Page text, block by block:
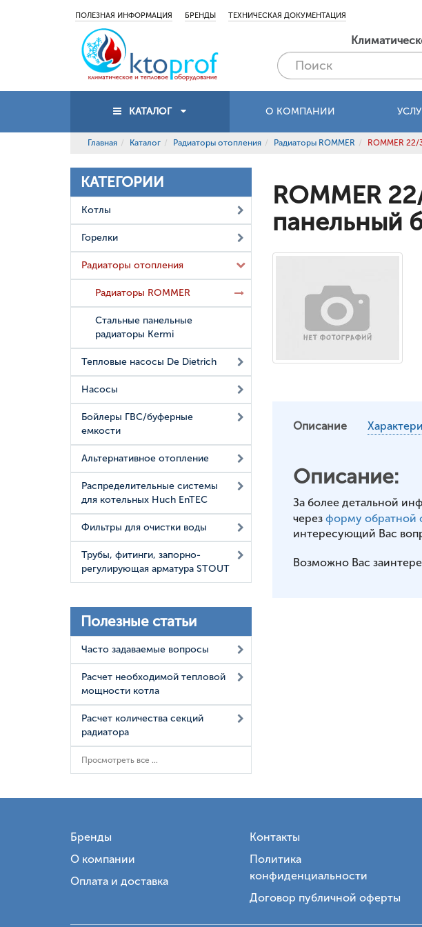
ПОЛЕЗНАЯ ИНФОРМАЦИЯ БРЕНДЫ ТЕХНИЧЕСКАЯ ДОКУМЕНТАЦИЯ
КАТАЛОГ О КОМПАНИИ
Главная Каталог Радиаторы отопления Радиаторы ROMMER ROMMER
КАТЕГОРИИ
Котлы
Горелки
Радиаторы отопления
Радиаторы ROMMER
Стальные панельные
радиаторы Kermi
Тепловые насосы De Dietrich
Насосы
Бойлеры ГВС/буферные
емкости
Альтернативное отопление
Распределительные системы
для котельных Huch EnTEC
Фильтры для очистки воды
Трубы, фитинги, запорно-
регулирующая арматура STOUT
Полезные статьи
Часто задаваемые вопросы
Расчет необходимой тепловой
мощности котла
Расчет количества секций
радиатора
Просмотреть все ...
ROMMER
панельный
Описание
Описание:
За более детальной
через форму обратной
интересующий Вас
Возможно Вас
Бренды
О компании
Оплата и доставка
Контакты
Политика
конфиденциальности
Договор публичной оферты